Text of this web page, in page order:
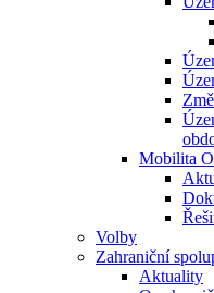
Mobilita
Volby
Zahraniční
Aktuality